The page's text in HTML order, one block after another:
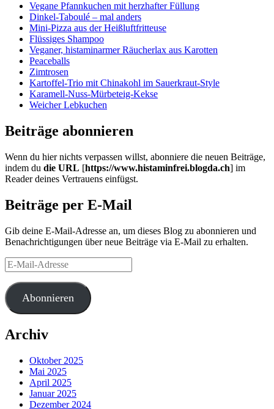
Vegane Pfannkuchen mit herzhafter Füllung
Dinkel-Taboulé – mal anders
Mini-Pizza aus der Heißluftfritteuse
Flüssiges Shampoo
Veganer, histaminarmer Räucherlax aus Karotten
Peaceballs
Zimtrosen
Kartoffel-Trio mit Chinakohl im Sauerkraut-Style
Karamell-Nuss-Mürbeteig-Kekse
Weicher Lebkuchen
Beiträge abonnieren
Wenn du hier nichts verpassen willst, abonniere die neuen Beiträge,
indem du die URL [https://www.histaminfrei.blogda.ch] im
Reader deines Vertrauens einfügst.
Beiträge per E-Mail
Gib deine E-Mail-Adresse an, um dieses Blog zu abonnieren und
Benachrichtigungen über neue Beiträge via E-Mail zu erhalten.
E-
Mail-
Adresse
Abonnieren
Archiv
Oktober 2025
Mai 2025
April 2025
Januar 2025
Dezember 2024